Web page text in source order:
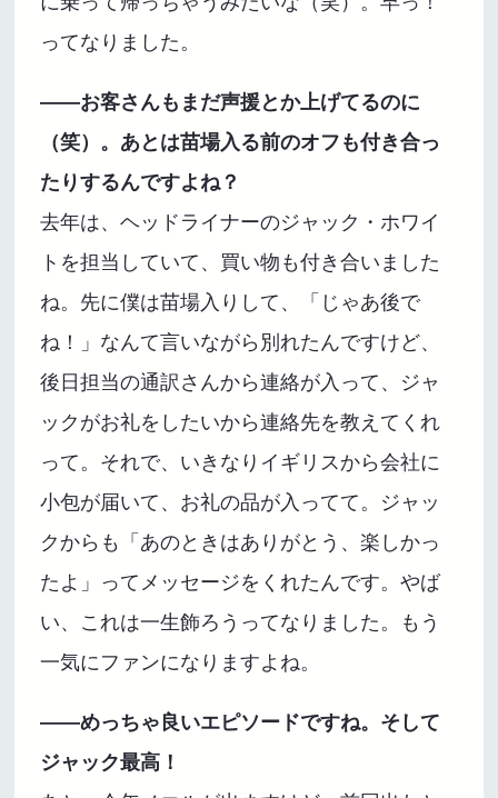
ってなりました。
――お客さんもまだ声援とか上げてるのに
（笑）。あとは苗場入る前のオフも付き合っ
たりするんですよね？
去年は、ヘッドライナーのジャック・ホワイ
トを担当していて、買い物も付き合いました
ね。先に僕は苗場入りして、「じゃあ後で
ね！」なんて言いながら別れたんですけど、
後日担当の通訳さんから連絡が入って、ジャ
ックがお礼をしたいから連絡先を教えてくれ
って。それで、いきなりイギリスから会社に
小包が届いて、お礼の品が入ってて。ジャッ
クからも「あのときはありがとう、楽しかっ
たよ」ってメッセージをくれたんです。やば
い、これは一生飾ろうってなりました。もう
一気にファンになりますよね。
――めっちゃ良いエピソードですね。そして
ジャック最高！